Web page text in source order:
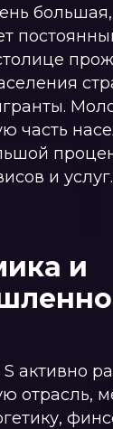
часть
и услуг.
и
S активно
отрасль,